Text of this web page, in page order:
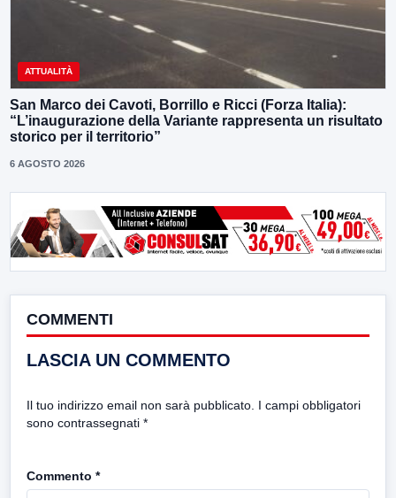
ATTUALITÀ
San Marco dei Cavoti, Borrillo e Ricci (Forza Italia):
“L’inaugurazione della Variante rappresenta un risultato
storico per il territorio”
6 AGOSTO 2026
COMMENTI
LASCIA UN COMMENTO
Il tuo indirizzo email non sarà pubblicato. I campi obbligatori
sono contrassegnati *
Commento *